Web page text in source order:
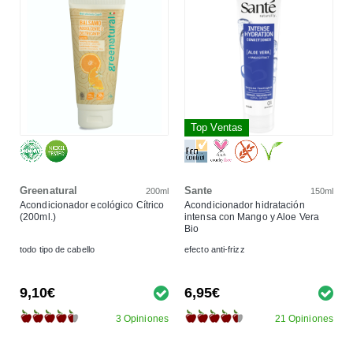
Greenatural 200ml
Acondicionador ecológico Cítrico
(200ml.)
todo tipo de cabello
9,10€
3 Opiniones
Top Ventas
Sante 150ml
Acondicionador hidratación
intensa con Mango y Aloe Vera
Bio
efecto anti-frizz
6,95€
21 Opiniones